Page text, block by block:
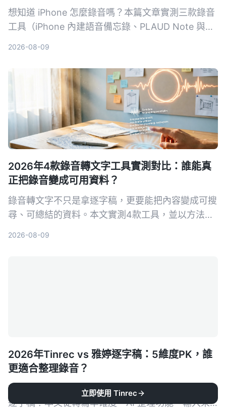
想知道 iPhone 怎麼錄音嗎？本篇文章實測三款錄音
工具（iPhone 內建語音備忘錄、PLAUD Note 與
2026-08-09
2026年4款錄音轉文字工具實測對比：誰能真
正把錄音變成可用資料？
錄音轉文字不只是拿逐字稿，更要能把內容變成可搜
尋、可總結的資料。本文實測4款工具，並以方法論
2026-08-09
2026年Tinrec vs 雅婷逐字稿：5維度PK，誰
更適合整理錄音？
想把錄音變成逐字稿，但不知道選 Tinrec 還是雅婷
逐字稿？本文從轉寫準確度、AI 整理功能、輸入來
立即使用 Tinrec